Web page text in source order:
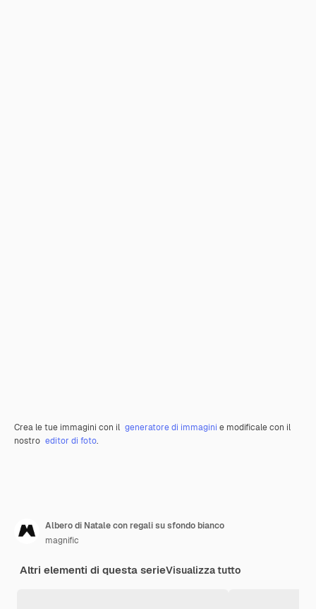
Crea le tue immagini con il generatore di immagini e modificale con il
nostro editor di foto.
Albero di Natale con regali su sfondo bianco
magnific
Altri elementi di questa serieVisualizza tutto